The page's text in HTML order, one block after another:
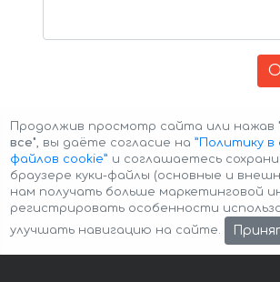
Авторские права © 2026 Авто-
Продолжив просмотр сайта или нажав
все", вы даёте согласие на ”Политику
файлов cookie” и соглашаетесь
браузере куки-файлы (основные и
нам получать больше маркетинговой
регистрировать особенности
улучшать навигацию на сайте.